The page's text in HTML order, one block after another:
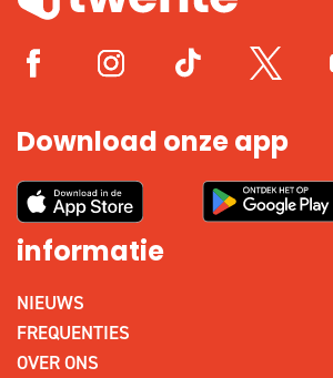
Download onze app
informatie
NIEUWS
FREQUENTIES
OVER ONS